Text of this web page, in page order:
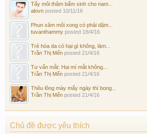
Tẩy môi thâm bẩm sinh cho nam...
alovn posted 10/11/16
Phun xăm môi xong có phải dặm...
tuvanthammy posted 18/4/16
Trẻ hóa da có hại gì không, làm...
Trần Thị Mến posted 21/4/16
Tư vấn mắt: Hai mí mắt không...
Trần Thị Mến posted 21/4/16
Thêu lông mày mấy ngày thì bong...
Trần Thị Mến posted 21/4/16
Chủ đề được yêu thích